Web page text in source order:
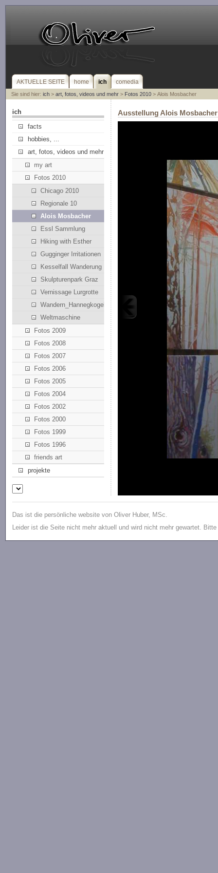
AKTUELLE SEITE home ich comedia
Sie sind hier: ich> art, fotos, videos und mehr> Fotos 2010> Alois Mosbacher
ich
facts
hobbies, ...
art, fotos, videos und mehr
my art
Fotos 2010
Chicago 2010
Regionale 10
Alois Mosbacher
Essl Sammlung
Hiking with Esther
Gugginger Irritationen
Kesselfall Wanderung
Skulpturenpark Graz
Vernissage Lurgrotte
Wandern_Hannegkogel
Weltmaschine
Fotos 2009
Fotos 2008
Fotos 2007
Fotos 2006
Fotos 2005
Fotos 2004
Fotos 2002
Fotos 2000
Fotos 1999
Fotos 1996
friends art
projekte
Ausstellung Alois Mosbacher
Das ist die persönliche website von Oliver Huber, MSc.
Leider ist die Seite nicht mehr aktuell und wird nicht mehr gewartet.